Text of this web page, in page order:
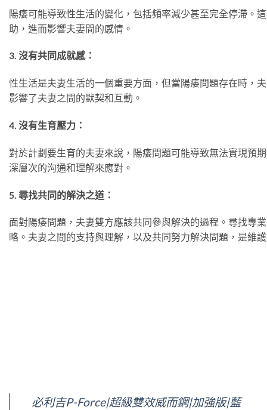
陽痿可能導致性生活的變化，包括頻率減少甚至完全停滯。
助，進而影響夫妻間的感情。
3. 沒有共同成就感：
性生活是夫妻生活的一個重要方面，但當陽痿問題存在時，
影響了夫妻之間的默契和互動。
4. 沒有生育壓力：
對於計劃要生育的夫妻來說，陽痿問題可能導致無法實現預
深層次的沟通和理解來應對。
5. 尋找共同的解決之道：
面對陽痿問題，夫妻雙方應該共同參與解決的過程。尋找專
略。夫妻之間的支持與理解，以及共同努力解決問題，是維
必利吉P-Force|超級雙效威而鋼|加強版|藍